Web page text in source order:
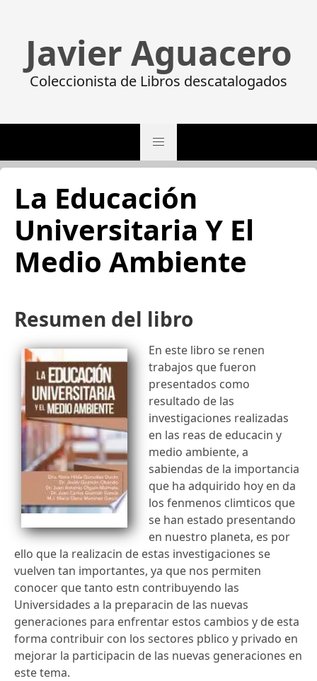
Javier Aguacero
Coleccionista de Libros descatalogados
La Educación
Universitaria Y El
Medio Ambiente
Resumen del libro
En este libro se renen
trabajos que fueron
presentados como
resultado de las
investigaciones realizadas
en las reas de educacin y
medio ambiente, a
sabiendas de la importancia
que ha adquirido hoy en da
los fenmenos climticos que
se han estado presentando
en nuestro planeta, es por
ello que la realizacin de estas investigaciones se
vuelven tan importantes, ya que nos permiten
conocer que tanto estn contribuyendo las
Universidades a la preparacin de las nuevas
generaciones para enfrentar estos cambios y de esta
forma contribuir con los sectores pblico y privado en
mejorar la participacin de las nuevas generaciones en
este tema.